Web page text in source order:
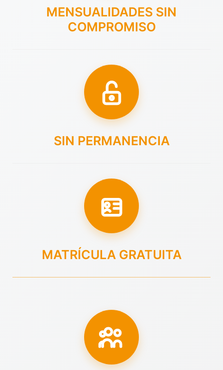
MENSUALIDADES SIN
COMPROMISO
SIN PERMANENCIA
MATRÍCULA GRATUITA